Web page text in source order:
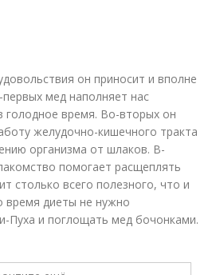
он приносит и вполне
мед наполняет нас
голодное время. Во-вторых он
желудочно-кишечного тракта
организма от шлаков. В-
помогает расщеплять
столько всего полезного, что и
время диеты не нужно
Пуха и поглощать мед бочонками.